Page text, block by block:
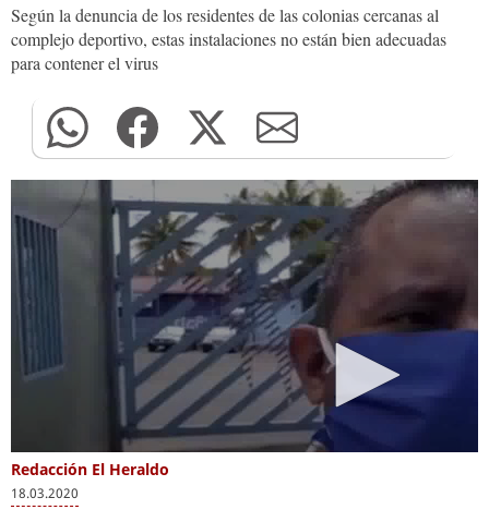
Según la denuncia de los residentes de las colonias cercanas al
complejo deportivo, estas instalaciones no están bien adecuadas
para contener el virus
seconds
of
Redacción El Heraldo
18.03.2020